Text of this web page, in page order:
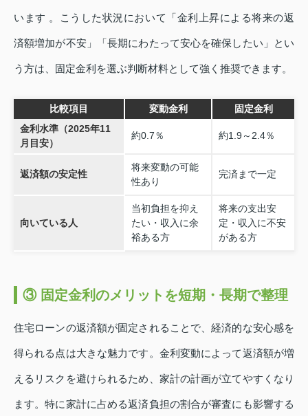
います 。こうした状況において「金利上昇による将来の返
済額増加が不安」「長期にわたって安心を確保したい」とい
う方は、固定金利を選ぶ判断材料として強く推奨できます。
比較項目 変動金利
固定金利
金利水準（2025年11
月目安）
約0.7％ 約1.9～2.4％
返済額の安定性
将来変動の可能
性あり
完済まで一定
向いている人
当初負担を抑え
たい・収入に余
裕ある方
将来の支出安
定・収入に不安
がある方
③ 固定金利のメリットを短期・長期で整理
住宅ローンの返済額が固定されることで、経済的な安心感を
得られる点は大きな魅力です。金利変動によって返済額が増
えるリスクを避けられるため、家計の計画が立てやすくなり
ます。特に家計に占める返済負担の割合が審査にも影響する